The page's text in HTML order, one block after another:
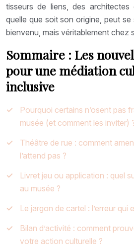
tisseurs de liens, des architectes
quelle que soit son origine, peut
bienvenu, mais véritablement chez
Sommaire : Les
pour une médiation
inclusive
Pourquoi certains n’osent pas
musée (et comment les inviter)
Théâtre de rue : comment
l’attend pas ?
Livret jeu ou application : quel
au musée ?
Le jargon de cartel : l’erreur
Bilan d’activité : comment
votre action culturelle ?